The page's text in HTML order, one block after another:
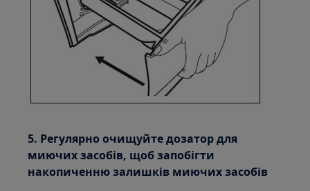
5. Регулярно очищуйте дозатор для
миючих засобів, щоб запобігти
накопиченню залишків миючих засобів